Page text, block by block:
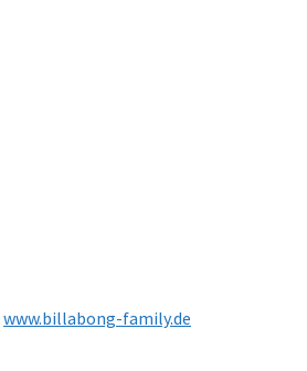
www.billabong-family.de